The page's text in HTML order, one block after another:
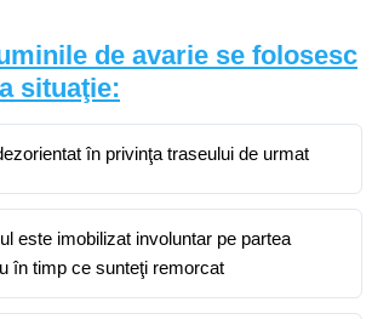
de avarie se folosesc
situaţie:
în privinţa traseului de urmat
este imobilizat involuntar pe partea
în timp ce sunteţi remorcat